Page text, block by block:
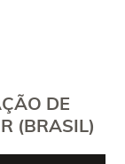
DE
(BRASIL)